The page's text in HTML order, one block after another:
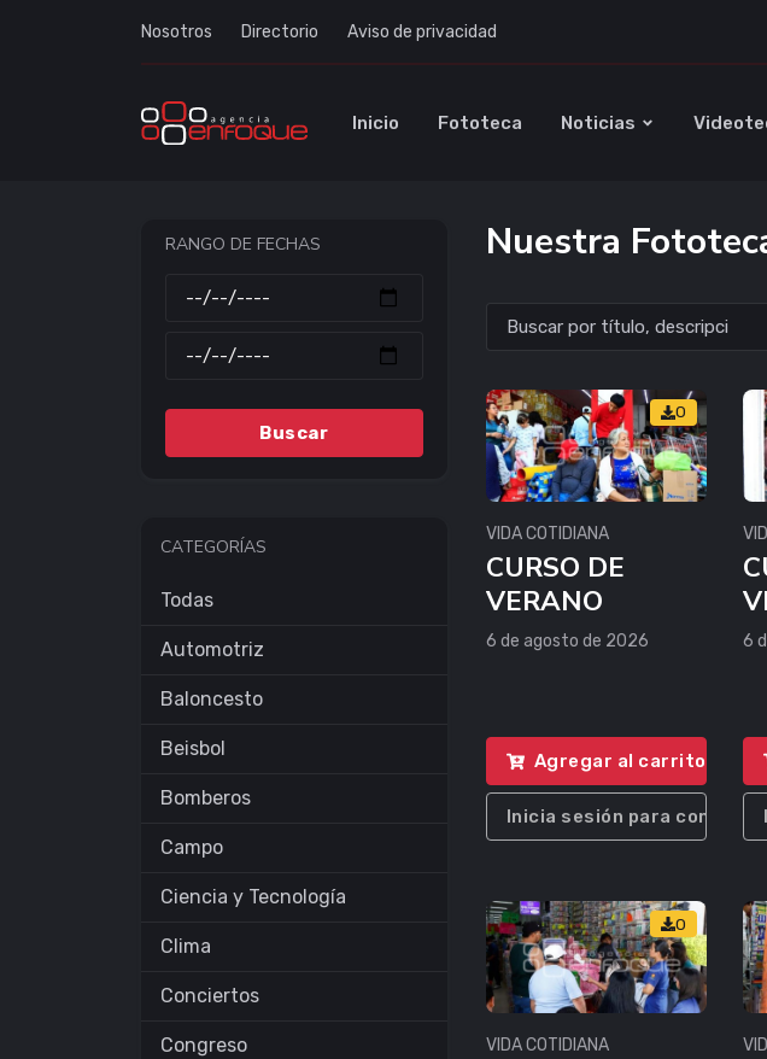
Nosotros Directorio Aviso de privacidad
Inicio Fototeca Noticias
RANGO DE FECHAS
Buscar
CATEGORÍAS
Todas
Automotriz
Baloncesto
Beisbol
Bomberos
Campo
Ciencia y Tecnología
Clima
Conciertos
Congreso
Nuestra
0
VIDA COTIDIANA
CURSO DE
VERANO
6 de agosto de 2026
Agregar al carrito
Inicia sesión para comprar
6
0
VIDA COTIDIANA